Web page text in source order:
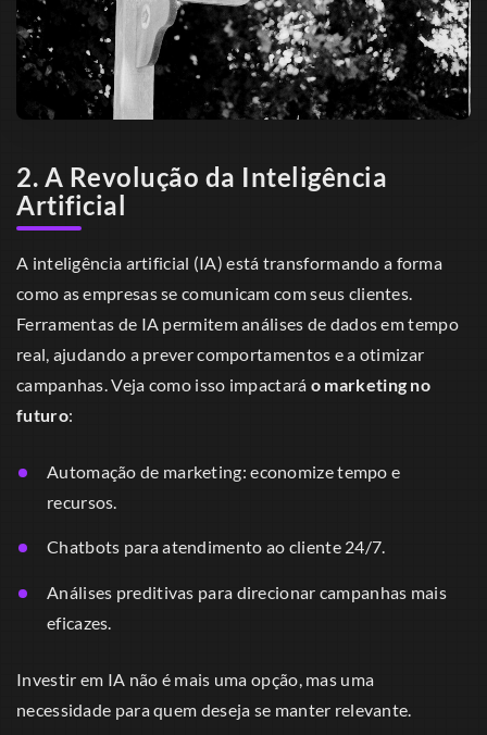
2. A Revolução da Inteligência
Artificial
A inteligência artificial (IA) está transformando a forma
como as empresas se comunicam com seus clientes.
Ferramentas de IA permitem análises de dados em tempo
real, ajudando a prever comportamentos e a otimizar
campanhas. Veja como isso impactará o marketing no
futuro:
Automação de marketing: economize tempo e
recursos.
Chatbots para atendimento ao cliente 24/7.
Análises preditivas para direcionar campanhas mais
eficazes.
Investir em IA não é mais uma opção, mas uma
necessidade para quem deseja se manter relevante.